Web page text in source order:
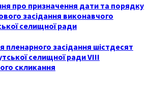
про призначення дати та порядку
засідання виконавчого
селищної ради
пленарного засідання шістдесят
селищної ради VIII
скликання